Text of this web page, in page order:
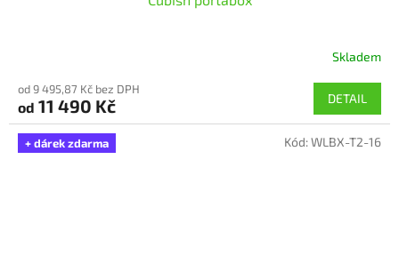
produktu
je
5,0
Skladem
od 9 495,87 Kč bez DPH
od 11 490 Kč DETAIL
+ dárek zdarma Kód:WLBX-T2-16